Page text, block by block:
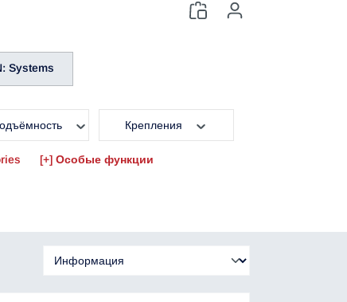
Systems
Крепления
Особые функции